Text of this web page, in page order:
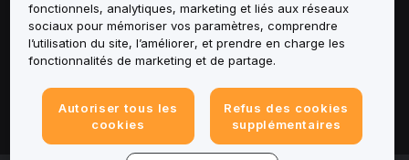
Assistance
Produits
Mentions légales
fonctionnels, analytiques, marketing et liés aux réseaux
sociaux pour mémoriser vos paramètres, comprendre
l’utilisation du site, l’améliorer, et prendre en charge les
fonctionnalités de marketing et de partage.
Autoriser tous les
cookies
Refus des cookies
supplémentaires